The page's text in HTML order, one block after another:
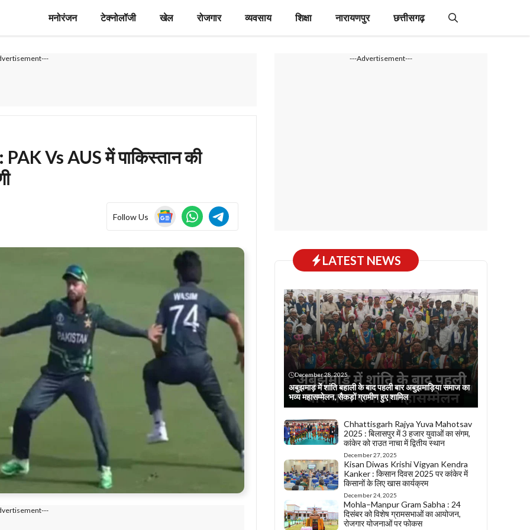
मनोरंजन टेक्नोलॉजी खेल रोजगार व्यवसाय शिक्षा नारायणपुर छत्तीसगढ़
Vs AUS में पाकिस्तान की
Follow Us
---Advertisement---
LATEST NEWS
December 28, 2025
अबुझमाड़ में शांति बहाली के बाद पहली बार अबुझमाड़िया समाज का
भव्य महासम्मेलन, सैकड़ों ग्रामीण हुए शामिल
Chhattisgarh Rajya Yuva Mahotsav
2025 : बिलासपुर में 3 हजार युवाओं का संगम,
कांकेर को राउत नाचा में द्वितीय स्थान
December 27, 2025
Kisan Diwas Krishi Vigyan Kendra
Kanker : किसान दिवस 2025 पर कांकेर में
किसानों के लिए खास कार्यक्रम
December 24, 2025
Mohla–Manpur Gram Sabha : 24
दिसंबर को विशेष ग्रामसभाओं का आयोजन,
रोजगार योजनाओं पर फोकस